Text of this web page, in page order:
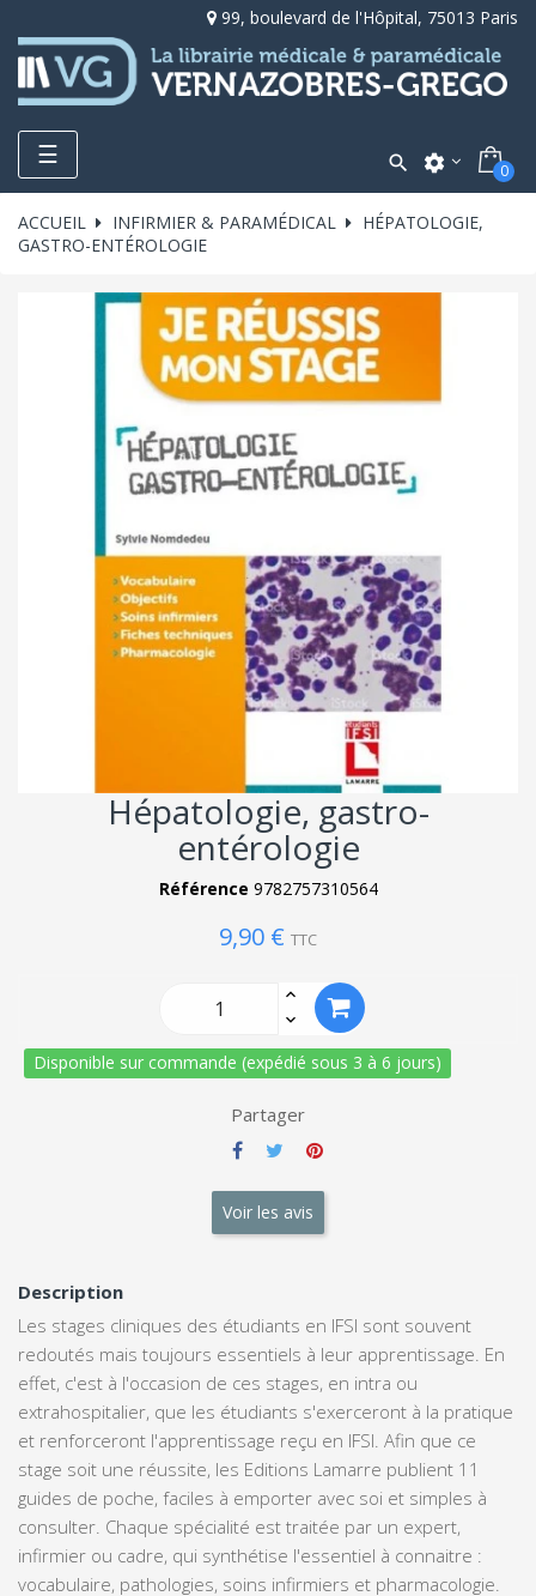
99, boulevard de l'Hôpital, 75013 Paris
Toggle
navigation
☰  settings 0
ACCUEIL INFIRMIER & PARAMÉDICAL
HÉPATOLOGIE,
GASTRO-ENTÉROLOGIE
Hépatologie, gastro-
entérologie
Référence 9782757310564
9,90 € TTC
Disponible sur commande (expédié sous 3 à 6 jours)
Partager
Voir les avis
Description
Les stages cliniques des étudiants en IFSI sont souvent
redoutés mais toujours essentiels à leur apprentissage. En
effet, c'est à l'occasion de ces stages, en intra ou
extrahospitalier, que les étudiants s'exerceront à la pratique
et renforceront l'apprentissage reçu en IFSI. Afin que ce
stage soit une réussite, les Editions Lamarre publient 11
guides de poche, faciles à emporter avec soi et simples à
consulter. Chaque spécialité est traitée par un expert,
infirmier ou cadre, qui synthétise l'essentiel à connaitre :
vocabulaire, pathologies, soins infirmiers et pharmacologie.